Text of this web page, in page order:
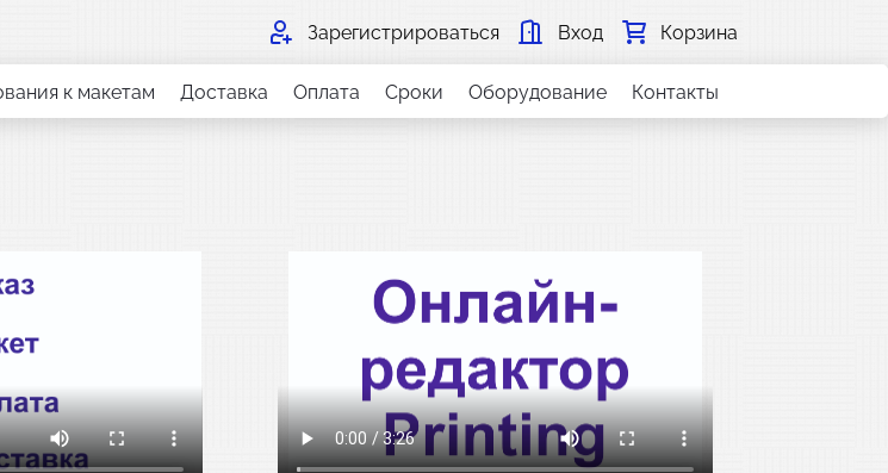
Зарегистрироваться Вход Корзина
к макетам Доставка Оплата Сроки Оборудование Контакты